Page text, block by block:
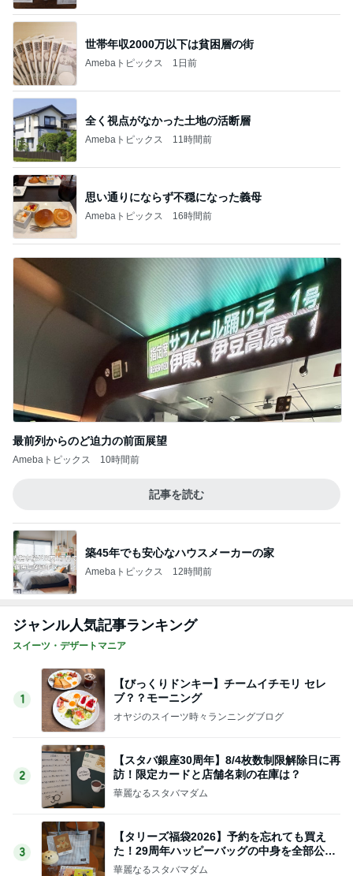
世帯年収2000万以下は貧困層の街
Amebaトピックス 1日前
全く視点がなかった土地の活断層
Amebaトピックス 11時間前
思い通りにならず不穏になった義母
Amebaトピックス 16時間前
最前列からのど迫力の前面展望
Amebaトピックス 10時間前
記事を読む
築45年でも安心なハウスメーカーの家
Amebaトピックス 12時間前
ジャンル人気記事ランキング
スイーツ・デザートマニア
1
【びっくりドンキー】チームイチモリ セレ
ブ？？モーニング
オヤジのスイーツ時々ランニングブログ
2
【スタバ銀座30周年】8/4枚数制限解除日に再
訪！限定カードと店舗名刺の在庫は？
華麗なるスタバマダム
3
【タリーズ福袋2026】予約を忘れても買え
た！29周年ハッピーバッグの中身を全部公開
8/5～
華麗なるスタバマダム